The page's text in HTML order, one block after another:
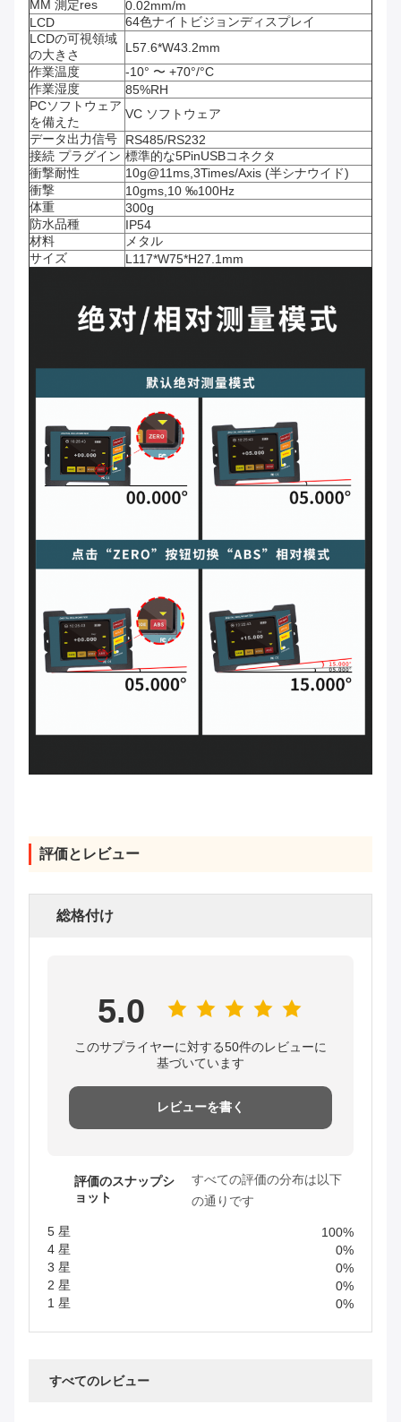
MM 測定res
0.02mm/m
LCD
64色ナイトビジョンディスプレイ
LCDの可視領域
の大きさ
L57.6*W43.2mm
作業温度
-10° 〜 +70°/°C
作業湿度
85%RH
PCソフトウェア
を備えた
VC ソフトウェア
データ出力信号
RS485/RS232
接続 プラグイン 標準的な5PinUSBコネクタ
衝撃耐性
10g@11ms,3Times/Axis (半シナウイド)
衝撃
10gms,10 ‰100Hz
体重
300g
防水品種
IP54
材料
メタル
サイズ
L117*W75*H27.1mm
評価とレビュー
総格付け
5.0
このサプライヤーに対する50件のレビューに
基づいています
レビューを書く
評価のスナップシ
ョット
すべての評価の分布は以下
の通りです
5 星
100%
4 星
0%
3 星
0%
2 星
0%
1 星
0%
すべてのレビュー